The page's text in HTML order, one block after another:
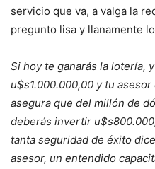
servicio que va, a valga la
pregunto lisa y llanamente
Si hoy te ganarás la lotería,
u$s1.000.000,00 y tu
asegura que del millón de
deberás invertir
tanta seguridad de éxito
asesor, un entendido